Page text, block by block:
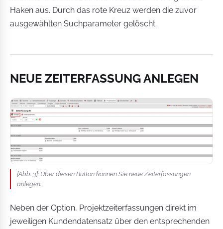
Haken aus. Durch das rote Kreuz werden die zuvor
ausgewählten Suchparameter gelöscht.
NEUE ZEITERFASSUNG ANLEGEN
[Abb. 3]: Über diesen Button können Sie neue Zeiterfassungen
anlegen.
Neben der Option, Projektzeiterfassungen direkt im
jeweiligen Kundendatensatz über den entsprechenden